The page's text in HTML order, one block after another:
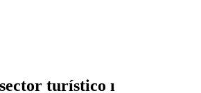
turístico ı